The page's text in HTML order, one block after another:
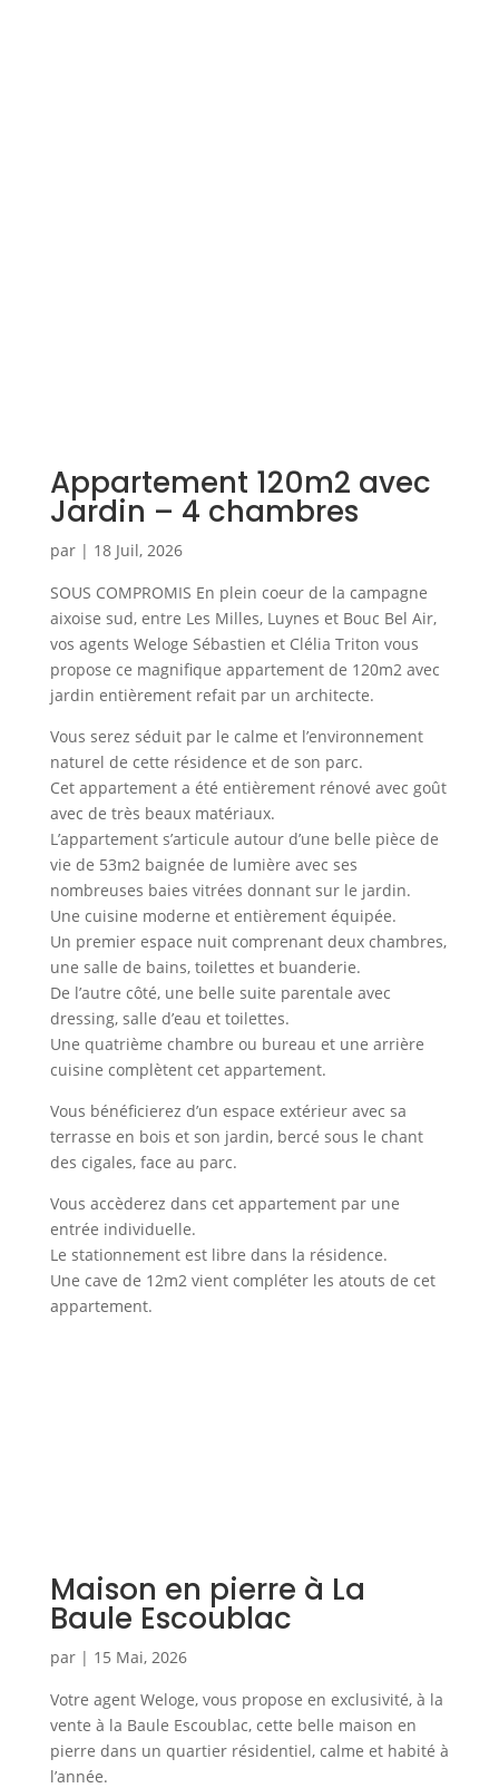
Appartement 120m2 avec
Jardin – 4 chambres
par | 18 Juil, 2026
SOUS COMPROMIS En plein coeur de la campagne
aixoise sud, entre Les Milles, Luynes et Bouc Bel Air,
vos agents Weloge Sébastien et Clélia Triton vous
propose ce magnifique appartement de 120m2 avec
jardin entièrement refait par un architecte.
Vous serez séduit par le calme et l’environnement
naturel de cette résidence et de son parc.
Cet appartement a été entièrement rénové avec goût
avec de très beaux matériaux.
L’appartement s’articule autour d’une belle pièce de
vie de 53m2 baignée de lumière avec ses
nombreuses baies vitrées donnant sur le jardin.
Une cuisine moderne et entièrement équipée.
Un premier espace nuit comprenant deux chambres,
une salle de bains, toilettes et buanderie.
De l’autre côté, une belle suite parentale avec
dressing, salle d’eau et toilettes.
Une quatrième chambre ou bureau et une arrière
cuisine complètent cet appartement.
Vous bénéficierez d’un espace extérieur avec sa
terrasse en bois et son jardin, bercé sous le chant
des cigales, face au parc.
Vous accèderez dans cet appartement par une
entrée individuelle.
Le stationnement est libre dans la résidence.
Une cave de 12m2 vient compléter les atouts de cet
appartement.
Maison en pierre à La
Baule Escoublac
par | 15 Mai, 2026
Votre agent Weloge, vous propose en exclusivité, à la
vente à la Baule Escoublac, cette belle maison en
pierre dans un quartier résidentiel, calme et habité à
l’année.